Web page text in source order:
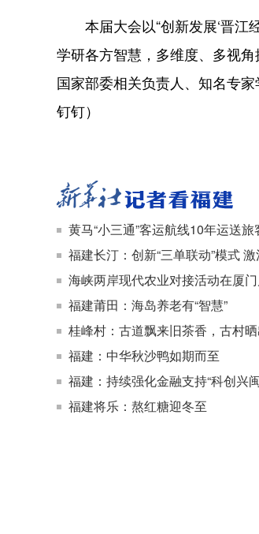
本届大会以“创新发展‘晋江经
学研各方智慧，多维度、多视
国家部委相关负责人、知名专
钉钉）
黄马“小三通”客运航线10年运送
福建长汀：创新“三单联动”模式
海峡两岸现代农业对接活动在厦
福建莆田：海岛养老有“智慧”
桂峰村：古道飘来旧茶香，古村晒
福建：中华秋沙鸭如期而至
福建：持续强化金融支持“科创兴
福建将乐：熬红糖迎冬至